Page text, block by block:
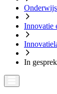
Innovatie
In